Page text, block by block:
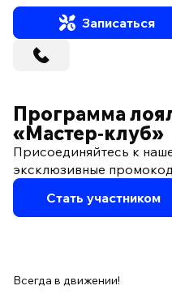
Записаться
Программа
«Мастер‑клуб»
Присоединяйтесь к
эксклюзивные
Стать участником
Всегда в движении!